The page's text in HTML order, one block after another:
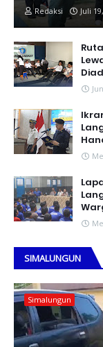
Redaksi Juli
SIMALUNGUN
Simalungun